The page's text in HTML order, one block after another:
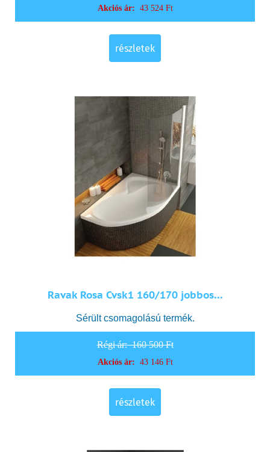
Akciós ár: 43 524 Ft
részletek
Ravak Rosa Cvsk1 160/170 jobbos...
Sérült csomagolású termék.
Régi ár:160 500 Ft
Akciós ár: 43 146 Ft
részletek